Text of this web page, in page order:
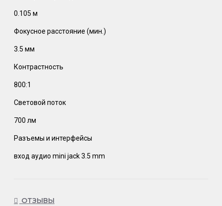
0.105 м
Фокусное расстояние (мин.)
3.5 мм
Контрастность
800:1
Световой поток
700 лм
Разъемы и интерфейсы
вход аудио mini jack 3.5 mm
ОТЗЫВЫ